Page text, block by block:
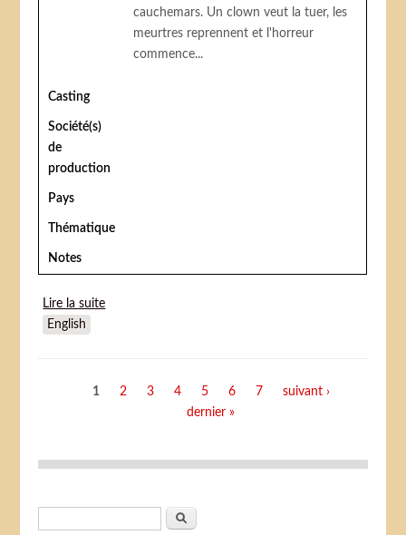
cauchemars. Un clown veut la tuer, les
meurtres reprennent et l'horreur
commence...
Casting
Société(s)
de
production
Pays
Thématique
Notes
Lire la suite
English
1 2 3 4 5 6 7
suivant ›
dernier »
Formulaire de recherche
Rechercher